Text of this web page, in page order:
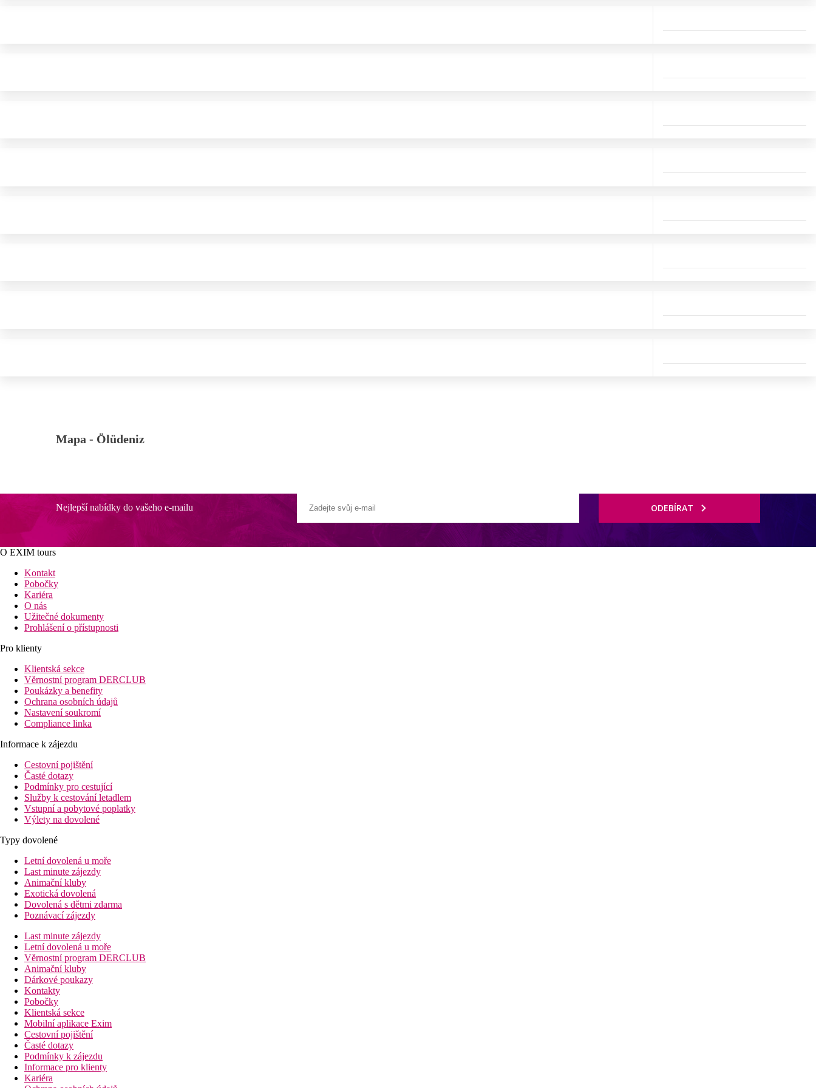
Mapa - Ölüdeniz
Nejlepší nabídky do vašeho e-mailu ODEBÍRAT
O EXIM tours
Kontakt
Pobočky
Kariéra
O nás
Užitečné dokumenty
Prohlášení o přístupnosti
Pro klienty
Klientská sekce
Věrnostní program DERCLUB
Poukázky a benefity
Ochrana osobních údajů
Nastavení soukromí
Compliance linka
Informace k zájezdu
Cestovní pojištění
Časté dotazy
Podmínky pro cestující
Služby k cestování letadlem
Vstupní a pobytové poplatky
Výlety na dovolené
Typy dovolené
Letní dovolená u moře
Last minute zájezdy
Animační kluby
Exotická dovolená
Dovolená s dětmi zdarma
Poznávací zájezdy
Last minute zájezdy
Letní dovolená u moře
Věrnostní program DERCLUB
Animační kluby
Dárkové poukazy
Kontakty
Pobočky
Klientská sekce
Mobilní aplikace Exim
Cestovní pojištění
Časté dotazy
Podmínky k zájezdu
Informace pro klienty
Kariéra